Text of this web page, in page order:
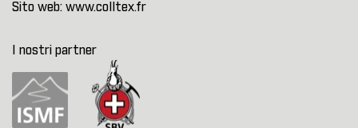
Sito web: www.colltex.fr
I nostri partner